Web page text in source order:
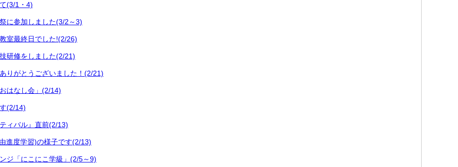
(3/1・4)
に参加しました(3/2～3)
室最終日でした!(2/26)
研修をしました(2/21)
りがとうございました！(2/21)
はなし会」(2/14)
(2/14)
ィバル』直前(2/13)
進度学習)の様子です(2/13)
ジ「にこにこ学級」(2/5～9)